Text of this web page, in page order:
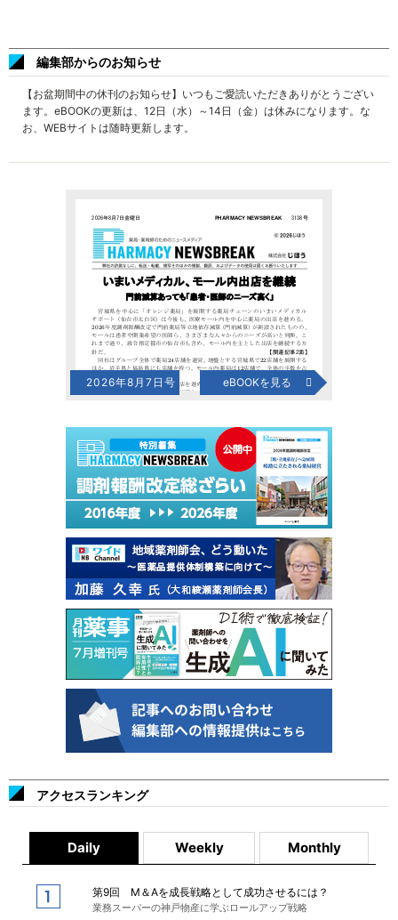
編集部からのお知らせ
【お盆期間中の休刊のお知らせ】いつもご愛読いただきありがとうござい
ます。eBOOKの更新は、12日（水）～14日（金）は休みになります。な
お、WEBサイトは随時更新します。
2026年8月7日号 eBOOKを見る
アクセスランキング
Daily Weekly Monthly
第9回 M＆Aを成長戦略として成功させるには？
業務スーパーの神戸物産に学ぶロールアップ戦略